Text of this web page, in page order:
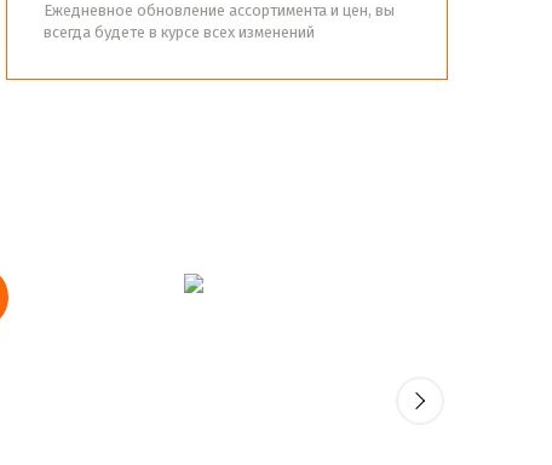
Ежедневное обновление ассортимента и цен, вы
всегда будете в курсе всех изменений